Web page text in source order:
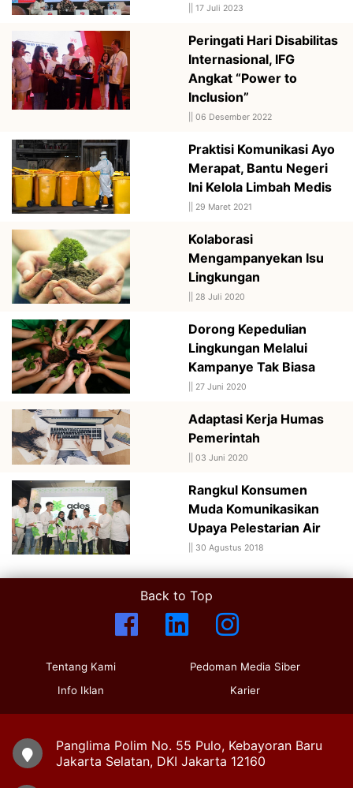
17 Juli 2023
Peringati Hari Disabilitas
Internasional, IFG
Angkat “Power to
Inclusion”
06 Desember 2022
Praktisi Komunikasi Ayo
Merapat, Bantu Negeri
Ini Kelola Limbah Medis
29 Maret 2021
Kolaborasi
Mengampanyekan Isu
Lingkungan
28 Juli 2020
Dorong Kepedulian
Lingkungan Melalui
Kampanye Tak Biasa
27 Juni 2020
Adaptasi Kerja Humas
Pemerintah
03 Juni 2020
Rangkul Konsumen
Muda Komunikasikan
Upaya Pelestarian Air
30 Agustus 2018
Back to Top
Tentang Kami
Info Iklan
Pedoman Media Siber
Karier
Panglima Polim No. 55 Pulo, Kebayoran Baru
Jakarta Selatan, DKI Jakarta 12160